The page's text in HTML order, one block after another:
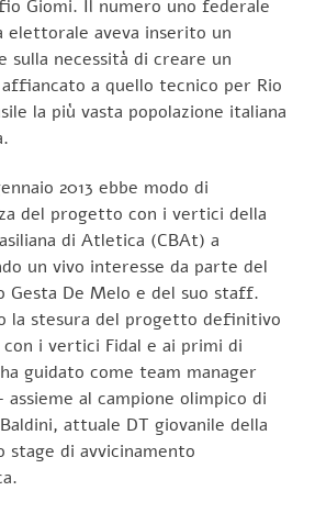
Giomi. Il numero uno federale
elettorale aveva inserito un
sulla necessità di creare un
a quello tecnico per Rio
la più vasta popolazione italiana
2013 ebbe modo di
del progetto con i vertici della
di Atletica (CBAt) a
un vivo interesse da parte del
Gesta De Melo e del suo staff.
la stesura del progetto definitivo
i vertici Fidal e ai primi di
guidato come team manager
assieme al campione olimpico di
attuale DT giovanile della
stage di avvicinamento